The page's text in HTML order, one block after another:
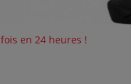
fois en 24 heures !